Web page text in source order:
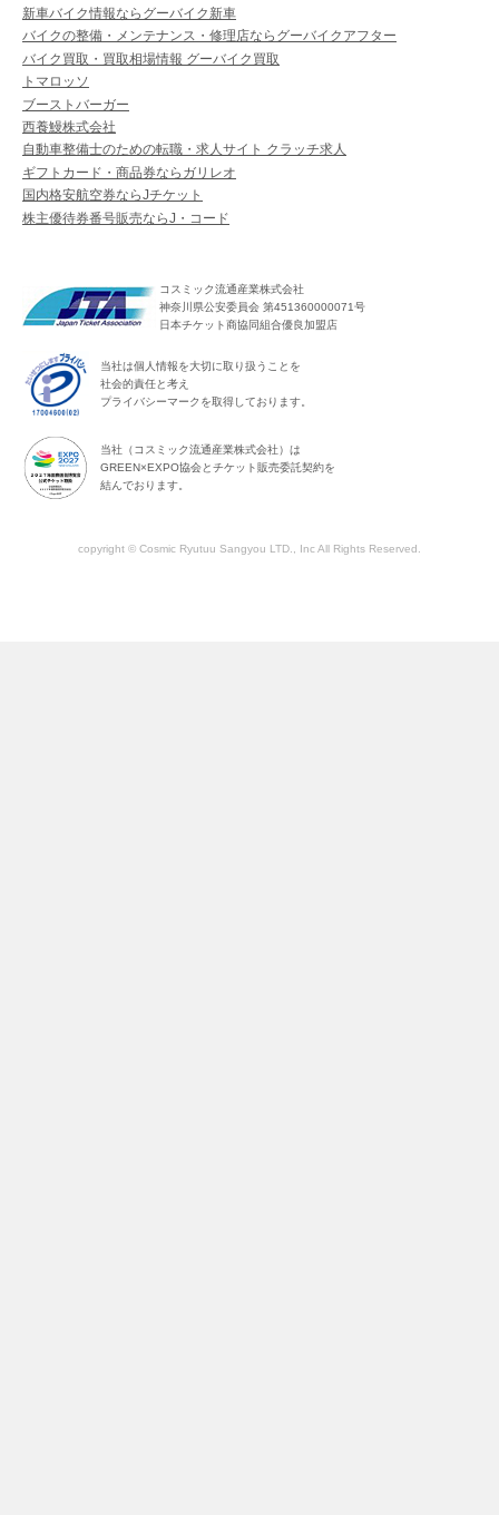
新車バイク情報ならグーバイク新車
バイクの整備・メンテナンス・修理店ならグーバイクアフター
バイク買取・買取相場情報 グーバイク買取
トマロッソ
ブーストバーガー
西養鰻株式会社
自動車整備士のための転職・求人サイト クラッチ求人
ギフトカード・商品券ならガリレオ
国内格安航空券ならJチケット
株主優待券番号販売ならJ・コード
コスミック流通産業株式会社
神奈川県公安委員会 第451360000071号
日本チケット商協同組合優良加盟店
当社は個人情報を大切に取り扱うことを
社会的責任と考え
プライバシーマークを取得しております。
当社（コスミック流通産業株式会社）は
GREEN×EXPO協会とチケット販売委託契約を
結んでおります。
copyright © Cosmic Ryutuu Sangyou LTD., Inc All Rights Reserved.